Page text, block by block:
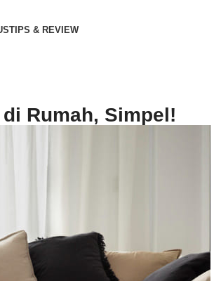
TIPS & REVIEW
Rumah, Simpel!